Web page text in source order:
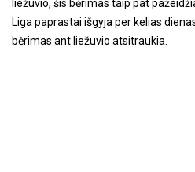
liežuvio, šis bėrimas taip pat
Liga paprastai išgyja per kelias
bėrimas ant liežuvio atsitraukia.